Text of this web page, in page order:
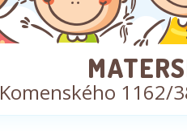
Komenského 1162/